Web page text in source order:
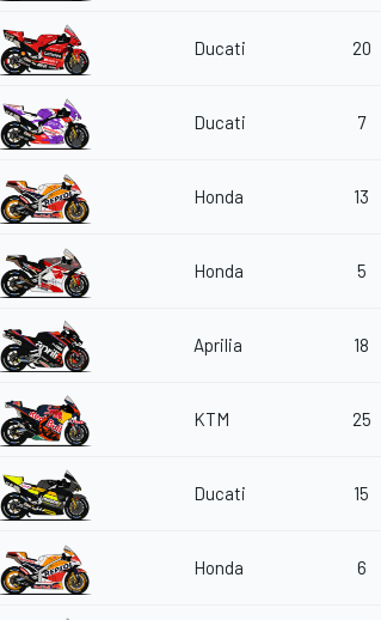
Ducati 20
Ducati 7
Honda 13
Honda 5
Aprilia 18
KTM 25
Ducati 15
Honda 6